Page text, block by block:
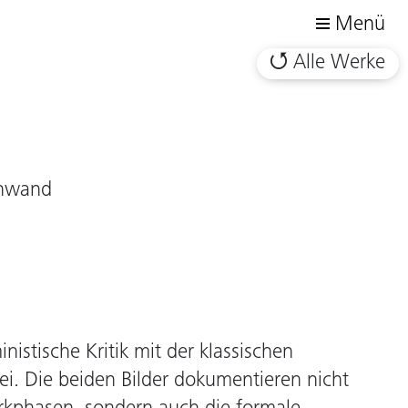
Menü
Alle Werke
Kritik mit der klassischen
Die beiden Bilder dokumentieren nicht